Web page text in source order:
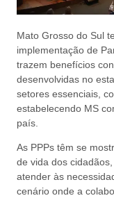
Mato Grosso do Sul
implementação de
trazem benefícios
desenvolvidas no
setores essenciais,
estabelecendo MS
país.
As PPPs têm se
de vida dos
atender às
cenário onde a